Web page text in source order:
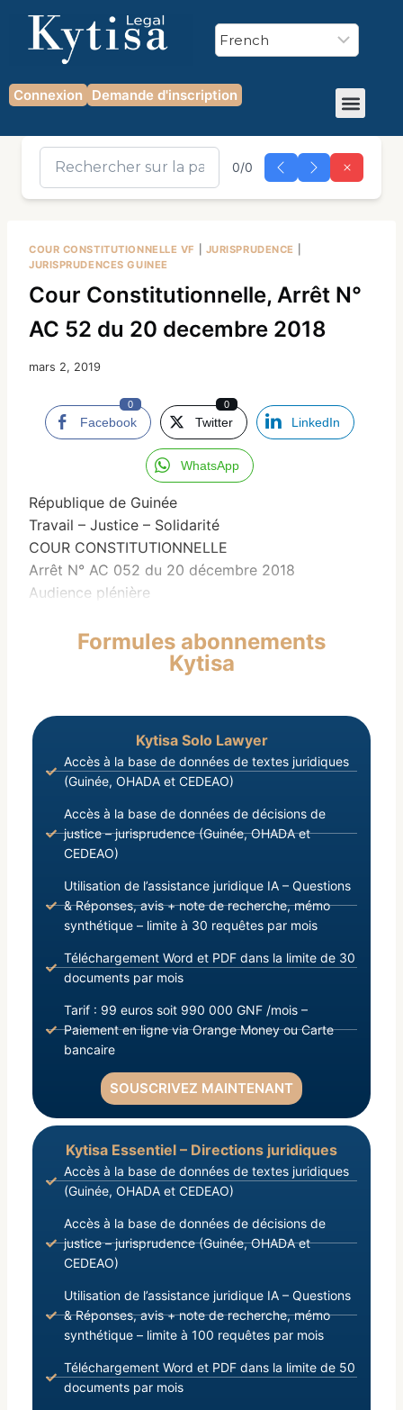
Connexion Demande d'inscription
0/0
COUR CONSTITUTIONNELLE VF JURISPRUDENCE
JURISPRUDENCES GUINEE
Cour Constitutionnelle, Arrêt N°
AC 52 du 20 decembre 2018
mars 2, 2019
Facebook
0
Twitter
0
LinkedIn
WhatsApp
République de Guinée
Travail – Justice – Solidarité
COUR CONSTITUTIONNELLE
Arrêt N° AC 052 du 20 décembre 2018
Audience plénière
Formules abonnements
Kytisa
Kytisa Solo Lawyer
Accès à la base de données de textes juridiques
(Guinée, OHADA et CEDEAO)
Accès à la base de données de décisions de
justice – jurisprudence (Guinée, OHADA et
CEDEAO)
Utilisation de l’assistance juridique IA – Questions
& Réponses, avis + note de recherche, mémo
synthétique – limite à 30 requêtes par mois
Téléchargement Word et PDF dans la limite de 30
documents par mois
Tarif : 99 euros soit 990 000 GNF /mois –
Paiement en ligne via Orange Money ou Carte
bancaire
SOUSCRIVEZ MAINTENANT
Kytisa Essentiel – Directions juridiques
Accès à la base de données de textes juridiques
(Guinée, OHADA et CEDEAO)
Accès à la base de données de décisions de
justice – jurisprudence (Guinée, OHADA et
CEDEAO)
Utilisation de l’assistance juridique IA – Questions
& Réponses, avis + note de recherche, mémo
synthétique – limite à 100 requêtes par mois
Téléchargement Word et PDF dans la limite de 50
documents par mois